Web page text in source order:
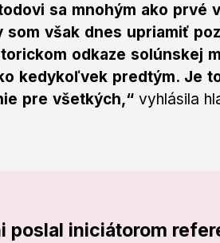
sa mnohým ako prvé
však dnes upriamiť
odkaze solúnskej
kedykoľvek predtým. Je
pre všetkých,“ vyhlásila
poslal iniciátorom